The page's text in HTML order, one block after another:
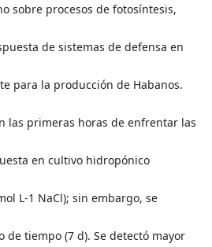
sobre procesos de fotosíntesis,
de sistemas de defensa en
para la producción de Habanos.
las primeras horas de enfrentar las
en cultivo hidropónico
L-1 NaCl); sin embargo, se
de tiempo (7 d). Se detectó mayor